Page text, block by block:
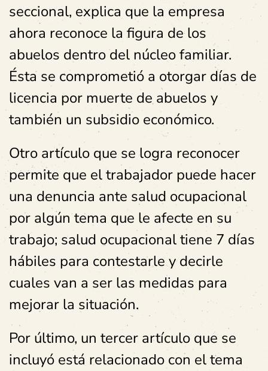
seccional, explica que la empresa
ahora reconoce la figura de los
abuelos dentro del núcleo familiar.
Ésta se comprometió a otorgar días de
licencia por muerte de abuelos y
también un subsidio económico.
Otro artículo que se logra reconocer
permite que el trabajador puede hacer
una denuncia ante salud ocupacional
por algún tema que le afecte en su
trabajo; salud ocupacional tiene 7 días
hábiles para contestarle y decirle
cuales van a ser las medidas para
mejorar la situación.
Por último, un tercer artículo que se
incluyó está relacionado con el tema